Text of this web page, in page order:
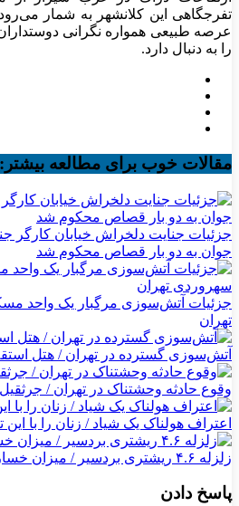
تفرجگاهی این کلانشهر به شمار
عرصه طبیعی همواره نگرانی
را به دنبال دارد.
مقالات خوب برای مطالعه بیشتر:
جزئیات جنایت دلخراش خیابان کارگر
جوان به دو بار قصاص محکوم شد
جزئیات آتش‌سوزی مرگبار یک واحد
تهران
آتش‌سوزی گسترده در تهران / هتل
وقوع حادثه وحشتناک در تهران /
اعتراف هولناک یک شیاد / زنان را با
زلزله ۴.۶ ریشتری بردسیر / میزان خسارت اعلام شد
پاسخ دادن